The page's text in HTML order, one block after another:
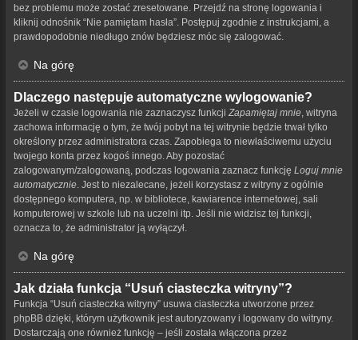
bez problemu może zostać zresetowane. Przejdź na stronę logowania i
kliknij odnośnik “Nie pamiętam hasła”. Postępuj zgodnie z instrukcjami, a
prawdopodobnie niedługo znów będziesz móc się zalogować.
Na górę
Dlaczego następuje automatyczne wylogowanie?
Jeżeli w czasie logowania nie zaznaczysz funkcji Zapamiętaj mnie , witryna
zachowa informację o tym, że twój pobyt na tej witrynie będzie trwał tylko
określony przez administratora czas. Zapobiega to niewłaściwemu użyciu
twojego konta przez kogoś innego. Aby pozostać
zalogowanym/zalogowaną, podczas logowania zaznacz funkcję Loguj mnie
automatycznie . Jest to niezalecane, jeżeli korzystasz z witryny z ogólnie
dostępnego komputera, np. w bibliotece, kawiarence internetowej, sali
komputerowej w szkole lub na uczelni itp. Jeśli nie widzisz tej funkcji,
oznacza to, że administrator ją wyłączył.
Na górę
Jak działa funkcja “Usuń ciasteczka witryny”?
Funkcja “Usuń ciasteczka witryny” usuwa ciasteczka utworzone przez
phpBB dzięki, którym użytkownik jest autoryzowany i logowany do witryny.
Dostarczają one również funkcję – jeśli została włączona przez